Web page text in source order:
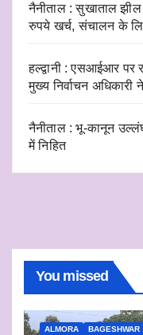
नैनीताल : सुखाताल
रुपये खर्च, संचालन के
हल्द्वानी : एसआईआर
मुख्य निर्वाचन अधिकारी
नैनीताल : भू-कानून
में निहित
You missed
ALMORA BAGESHWAR